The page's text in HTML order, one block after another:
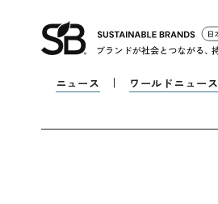
ニュース ワールドニュース